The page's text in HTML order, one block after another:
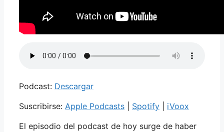
Podcast: Descargar
Suscribirse: Apple Podcasts Spotify
iVoox
El episodio del podcast de hoy surge de haber